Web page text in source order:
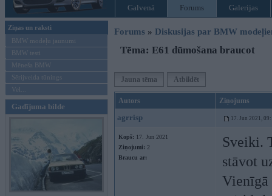
Galvenā Forums Galerijas
Ziņas un raksti
BMW modeļu jaunumi
BMW testi
Mēneša BMW
Sērijveida tūnings
Vel...
Gadījuma bilde
Forums » Diskusijas par BMW
Tēma: E61 dūmošana braucot
Jauna tēma Atbildēt
Autors Ziņojums
agrrisp 17. Jun 2021,
Kopš: 17. Jun 2021
Ziņojumi: 2
Braucu ar:
Sveiki.
stāvot
Vienīgā